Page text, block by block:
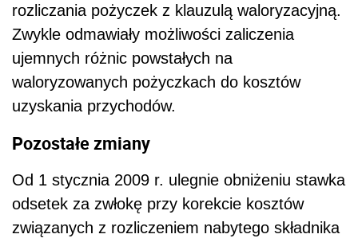
rozliczania pożyczek z klauzulą waloryzacyjną.
Zwykle odmawiały możliwości zaliczenia
ujemnych różnic powstałych na
waloryzowanych pożyczkach do kosztów
uzyskania przychodów.
Pozostałe zmiany
Od 1 stycznia 2009 r. ulegnie obniżeniu stawka
odsetek za zwłokę przy korekcie kosztów
związanych z rozliczeniem nabytego składnika